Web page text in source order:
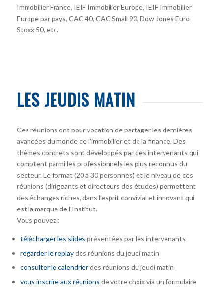
Immobilier France, IEIF Immobilier Europe, IEIF Immobilier
Europe par pays, CAC 40, CAC Small 90, Dow Jones Euro
Stoxx 50, etc.
LES JEUDIS MATIN
Ces réunions ont pour vocation de partager les dernières
avancées du monde de l’immobilier et de la finance. Des
thèmes concrets sont développés par des intervenants qui
comptent parmi les professionnels les plus reconnus du
secteur. Le format (20 à 30 personnes) et le niveau de ces
réunions (dirigeants et directeurs des études) permettent
des échanges riches, dans l’esprit convivial et innovant qui
est la marque de l’Institut.
Vous pouvez :
télécharger les slides présentées par les intervenants
regarder le replaydes réunions du jeudi matin
consulter le calendrierdes réunions du jeudi matin
vous inscrire aux réunions de votre choix via un formulaire